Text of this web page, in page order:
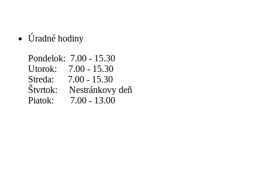
Úradné hodiny
Pondelok: 7.00 - 15.30
Utorok: 7.00 - 15.30
Streda: 7.00 - 15.30
Štvrtok: Nestránkovy deň
Piatok: 7.00 - 13.00